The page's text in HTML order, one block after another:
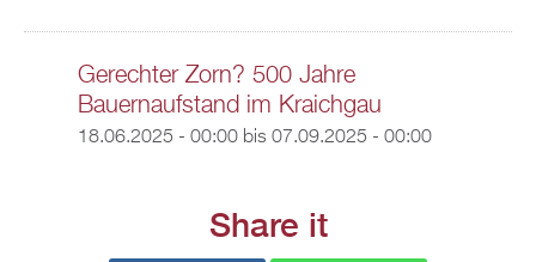
Gerechter Zorn? 500 Jahre
Bauernaufstand im Kraichgau
18.06.2025 - 00:00bis 07.09.2025 - 00:00
Share it